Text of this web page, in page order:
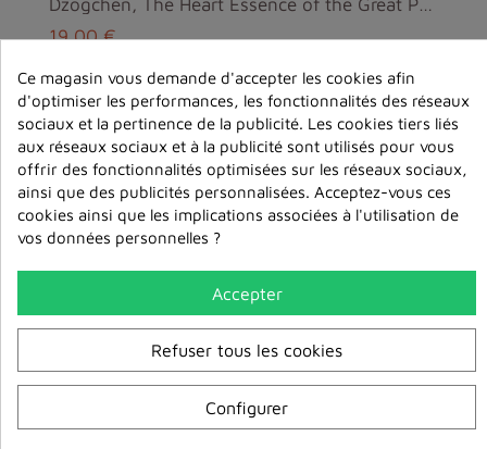
19,00 €
ajouter au
panier
Ce magasin vous demande d'accepter les cookies afin
d'optimiser les performances, les fonctionnalités des réseaux
sociaux et la pertinence de la publicité. Les cookies tiers liés
aux réseaux sociaux et à la publicité sont utilisés pour vous
offrir des fonctionnalités optimisées sur les réseaux sociaux,
ainsi que des publicités personnalisées. Acceptez-vous ces
cookies ainsi que les implications associées à l'utilisation de
vos données personnelles ?
Accepter
Refuser tous les cookies
Configurer